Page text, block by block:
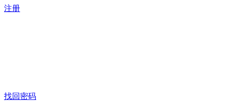
注册
找回密码